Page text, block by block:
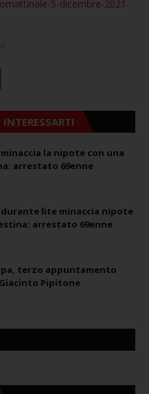
5-dicembre-2021-
la nipote con una
arrestato 69enne
durante lite minaccia nipote
arrestato 69enne
terzo appuntamento
Pipitone